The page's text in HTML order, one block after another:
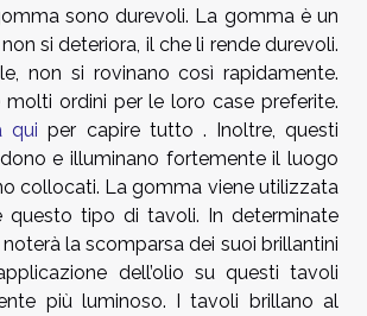
sono durevoli. La gomma è un
si deteriora, il che li rende durevoli.
non si rovinano così rapidamente.
molti ordini per le loro case preferite.
qui per capire tutto . Inoltre, questi
e illuminano fortemente il luogo
collocati. La gomma viene utilizzata
questo tipo di tavoli. In determinate
la scomparsa dei suoi brillantini
dell’olio su questi tavoli
più luminoso. I tavoli brillano al